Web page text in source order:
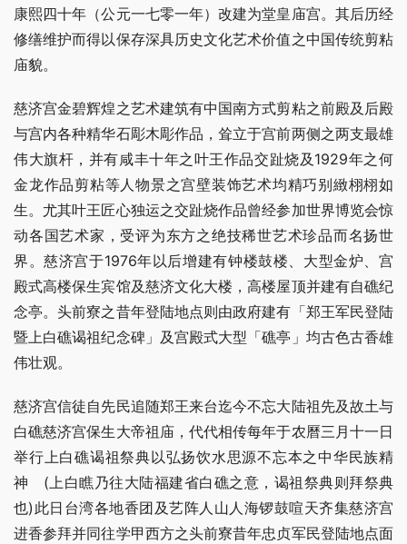
康熙四十年（公元一七零一年）改建为堂皇庙宫。其后历经
修缮维护而得以保存深具历史文化艺术价值之中国传统剪粘
庙貌。
慈济宫金碧辉煌之艺术建筑有中国南方式剪粘之前殿及后殿
与宫内各种精华石彫木彫作品，耸立于宫前两侧之两支最雄
伟大旗杆，并有咸丰十年之叶王作品交趾烧及1929年之何
金龙作品剪粘等人物景之宫壁装饰艺术均精巧别緻栩栩如
生。尤其叶王匠心独运之交趾烧作品曾经参加世界博览会惊
动各国艺术家，受评为东方之绝技稀世艺术珍品而名扬世
界。慈济宫于1976年以后增建有钟楼鼓楼、大型金炉、宫
殿式高楼保生宾馆及慈济文化大楼，高楼屋顶并建有自礁纪
念亭。头前寮之昔年登陆地点则由政府建有「郑王军民登陆
暨上白礁谒祖纪念碑」及宫殿式大型「礁亭」均古色古香雄
伟壮观。
慈济宫信徒自先民追随郑王来台迄今不忘大陆祖先及故土与
白礁慈济宫保生大帝祖庙，代代相传每年于农曆三月十一日
举行上白礁谒祖祭典以弘扬饮水思源不忘本之中华民族精
神　(上白瞧乃往大陆福建省白礁之意，谒祖祭典则拜祭典
也)此日台湾各地香团及艺阵人山人海锣鼓喧天齐集慈济宫
进香参拜并同往学甲西方之头前寮昔年忠贞军民登陆地点面